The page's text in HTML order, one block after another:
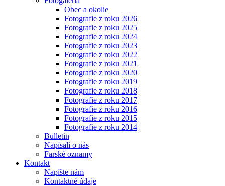
Obec a okolie
Fotografie z roku 2026
Fotografie z roku 2025
Fotografie z roku 2024
Fotografie z roku 2023
Fotografie z roku 2022
Fotografie z roku 2021
Fotografie z roku 2020
Fotografie z roku 2019
Fotografie z roku 2018
Fotografie z roku 2017
Fotografie z roku 2016
Fotografie z roku 2015
Fotografie z roku 2014
Bulletin
Napísali o nás
Farské oznamy
Kontakt
Napíšte nám
Kontaktné údaje